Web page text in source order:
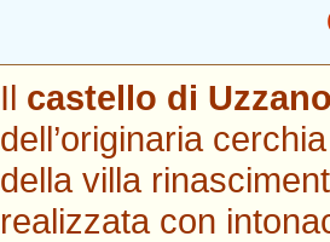
Il castello di
dell’originaria
della villa
realizzata con